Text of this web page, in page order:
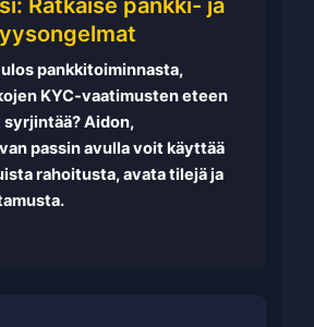
pankkitoiminnasta,
KYC-vaatimusten eteen
Aidon,
passin avulla voit käyttää
rahoitusta, avata tilejä ja